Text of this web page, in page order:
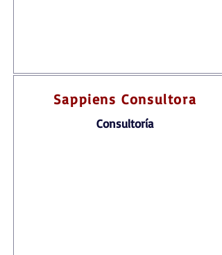
Sappiens Consultora
Consultoría